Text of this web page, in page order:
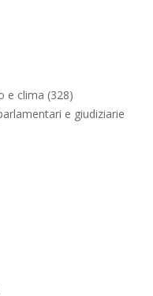
e clima (328)
e giudiziarie